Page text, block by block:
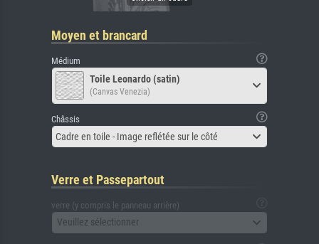
Moyen et brancard
Médium
Toile Leonardo (satin)
(Canvas Venezia)
Châssis
Cadre en toile - Image reflétée sur le côté
Verre et Passepartout
verre (y compris le panneau arrière)
Veuillez sélectionner